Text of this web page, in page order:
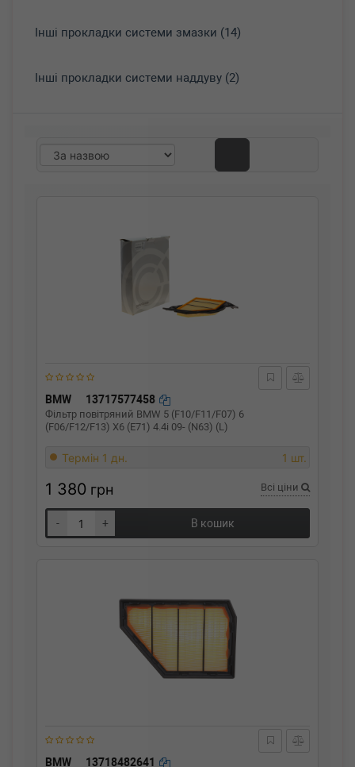
Інші прокладки системи змазки (14)
Інші прокладки системи наддуву (2)
BMW 13717577458
Фільтр повітряний BMW 5 (F10/F11/F07) 6
(F06/F12/F13) X6 (E71) 4.4i 09- (N63) (L)
Термін 1 дн. 1 шт.
1 380 грн Всі ціни
- + В кошик
BMW 13718482641